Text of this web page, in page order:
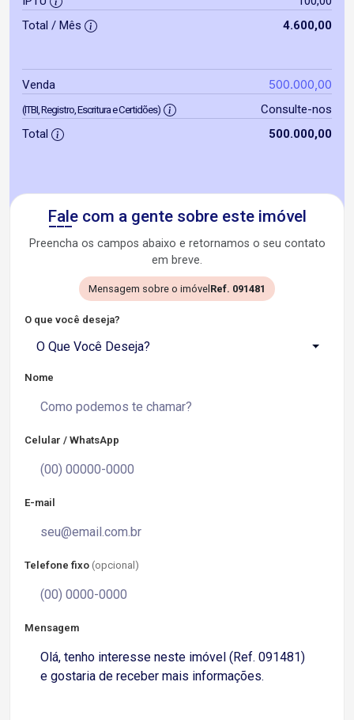
Total / Mês
4.600,00
Venda 500.000,00
(ITBI, Registro, Escritura e Certidões)
Consulte-nos
Total
500.000,00
Fale com a gente sobre este imóvel
Preencha os campos abaixo e retornamos o seu contato
em breve.
Mensagem sobre o imóvel Ref. 091481
O que você deseja?
O Que Você Deseja?
Nome
Celular / WhatsApp
E-mail
Telefone fixo (opcional)
Mensagem